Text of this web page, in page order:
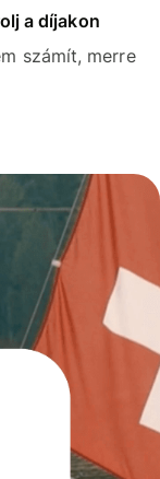
a díjakon
számít, merre